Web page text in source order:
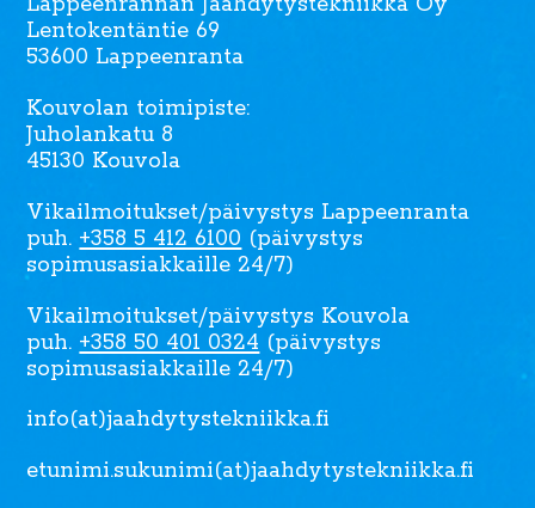
Lentokentäntie 69
53600 Lappeenranta
Kouvolan toimipiste:
Juholankatu 8
45130 Kouvola
Vikailmoitukset/päivystys Lappeenranta
puh. +358 5 412 6100 (päivystys
sopimusasiakkaille 24/7)
Vikailmoitukset/päivystys Kouvola
puh. +358 50 401 0324 (päivystys
sopimusasiakkaille 24/7)
info(at)jaahdytystekniikka.fi
etunimi.sukunimi(at)jaahdytystekniikka.fi